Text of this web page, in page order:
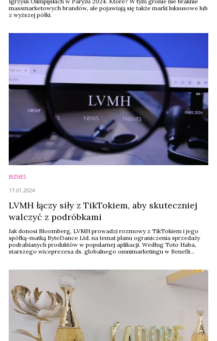
massmarketowych brandów, ale pojawiają się także marki luksusowe lub
z wyższej półki.
BIZNES
LVMH łączy siły z TikTokiem, aby skuteczniej
walczyć z podróbkami
Jak donosi Bloomberg, LVMH prowadzi rozmowy z TikTokiem i jego
spółką-matką ByteDance Ltd. na temat planu ograniczenia sprzedaży
podrabianych produktów w popularnej aplikacji. Według Toto Haba,
starszego wiceprezesa ds. globalnego omnimarketingu w Benefit
doświadczenia zakupowe w miarę globalnej ...
17.01.2024